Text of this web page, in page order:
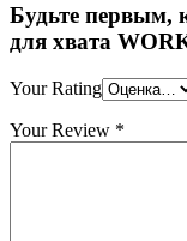
Будьте первым,
для хвата
Your Rating
Your Review *